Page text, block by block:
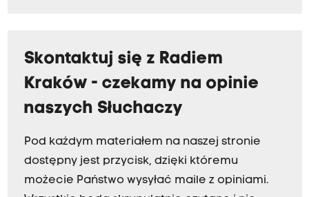
Skontaktuj się z Radiem
Kraków - czekamy na opinie
naszych Słuchaczy
Pod każdym materiałem na naszej stronie
dostępny jest przycisk, dzięki któremu
możecie Państwo wysyłać maile z opiniami.